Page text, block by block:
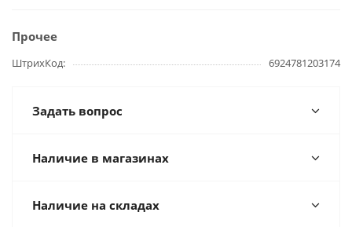
Прочее
ШтрихКод 6924781203174
Задать вопрос
Наличие в магазинах
Наличие на складах